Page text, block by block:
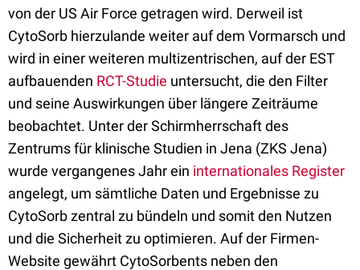
von der US Air Force getragen wird. Derweil ist
CytoSorb hierzulande weiter auf dem Vormarsch und
wird in einer weiteren multizentrischen, auf der EST
aufbauenden RCT-Studie untersucht, die den Filter
und seine Auswirkungen über längere Zeiträume
beobachtet. Unter der Schirmherrschaft des
Zentrums für klinische Studien in Jena (ZKS Jena)
wurde vergangenes Jahr ein internationales Register
angelegt, um sämtliche Daten und Ergebnisse zu
CytoSorb zentral zu bündeln und somit den Nutzen
und die Sicherheit zu optimieren. Auf der Firmen-
Website gewährt CytoSorbents neben den